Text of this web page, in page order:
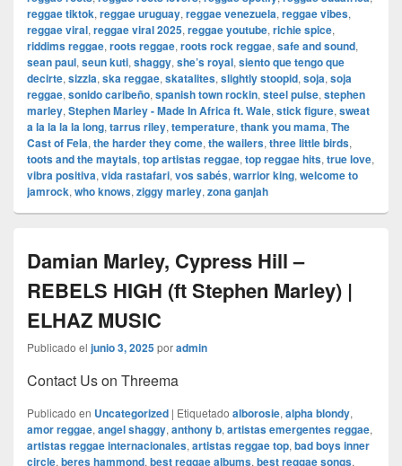
reggae tiktok, reggae uruguay, reggae venezuela, reggae vibes,
reggae viral, reggae viral 2025, reggae youtube, richie spice,
riddims reggae, roots reggae, roots rock reggae, safe and sound,
sean paul, seun kuti, shaggy, she’s royal, siento que tengo que
decirte, sizzla, ska reggae, skatalites, slightly stoopid, soja, soja
reggae, sonido caribeño, spanish town rockin, steel pulse, stephen
marley, Stephen Marley - Made In Africa ft. Wale, stick figure, sweat
a la la la la long, tarrus riley, temperature, thank you mama, The
Cast of Fela, the harder they come, the wailers, three little birds,
toots and the maytals, top artistas reggae, top reggae hits, true love,
vibra positiva, vida rastafari, vos sabés, warrior king, welcome to
jamrock, who knows, ziggy marley, zona ganjah
Damian Marley, Cypress Hill –
REBELS HIGH (ft Stephen Marley) |
ELHAZ MUSIC
Publicado el junio 3, 2025poradmin
Contact Us on Threema
Publicado en Uncategorized | Etiquetado alborosie, alpha blondy,
amor reggae, angel shaggy, anthony b, artistas emergentes reggae,
artistas reggae internacionales, artistas reggae top, bad boys inner
circle, beres hammond, best reggae albums, best reggae songs,